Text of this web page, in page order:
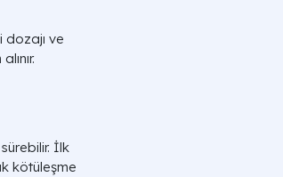
dozajı ve
İlk
kötüleşme